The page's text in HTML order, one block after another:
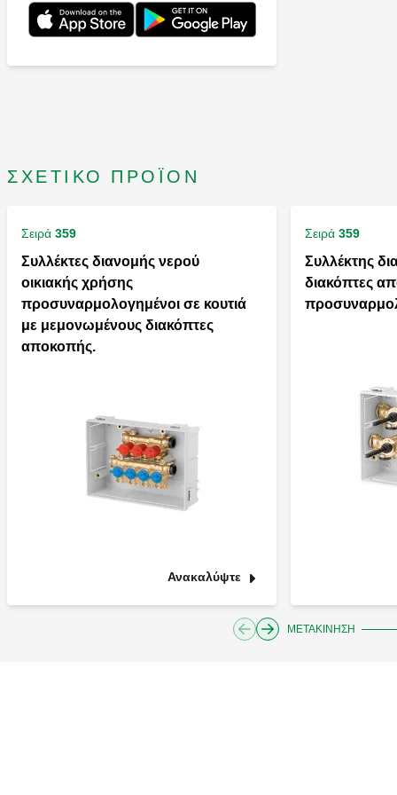
ΣΧΕΤΙΚΌ ΠΡΟΪΌΝ
Σειρά 359
Συλλέκτες διανομής νερού
οικιακής χρήσης
προσυναρμολογημένοι σε κουτιά
με μεμονωμένους διακόπτες
αποκοπής.
Ανακαλύψτε
Σειρά 359
Συλλέκτης
διακόπτες
ΜΕΤΑΚΊΝΗΣΗ